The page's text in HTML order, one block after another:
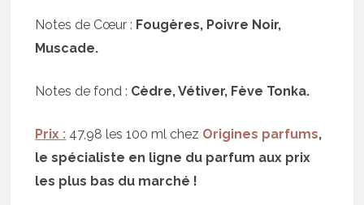
Notes de Cœur : Fougères, Poivre Noir,
Muscade.
Notes de fond : Cèdre, Vétiver, Fève Tonka.
Prix : 47,98 les 100 ml chez Origines parfums,
le spécialiste en ligne du parfum aux prix
les plus bas du marché !